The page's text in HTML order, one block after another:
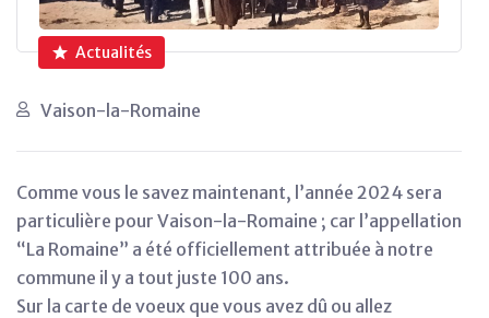
Actualités
Vaison-la-Romaine
Comme vous le savez maintenant, l’année 2024 sera
particulière pour Vaison-la-Romaine ; car l’appellation
“La Romaine” a été officiellement attribuée à notre
commune il y a tout juste 100 ans.
Sur la carte de voeux que vous avez dû ou allez